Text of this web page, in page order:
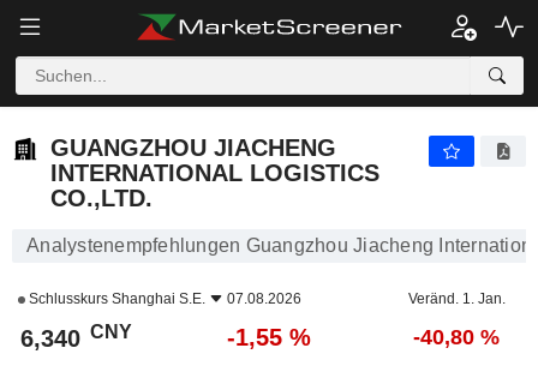
GUANGZHOU JIACHENG
INTERNATIONAL LOGISTICS
CO.,LTD.
Analystenempfehlungen Guangzhou Jiacheng
Schlusskurs Shanghai S.E. 07.08.2026 Veränd. 1. Jan.
6,340 CNY -1,55 % -40,80 %